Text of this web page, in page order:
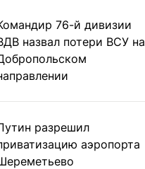
76-й дивизии
назвал потери ВСУ на
разрешил
аэропорта